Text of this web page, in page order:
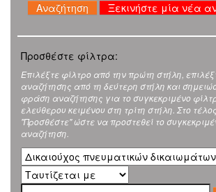
Ξεκινήστε μία νέα
Προσθέστε φίλτρα:
Επιλέξτε φίλτρο από την πρώτη στήλη,
αναζήτησης από τη δεύτερη στήλη και
φράση αναζήτησης για το συγκεκριμένο
ελεύθερου κειμένου στη τρίτη στήλη. Στο
"Προσθέστε" ώστε να προστεθεί το
αναζήτηση.